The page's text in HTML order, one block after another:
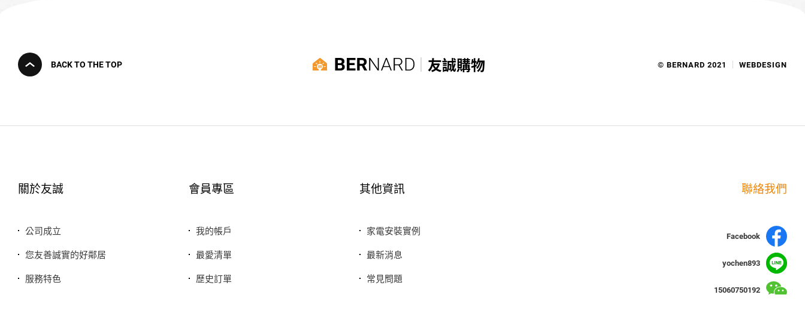
BACK TO THE TOP 友誠購物 © BERNARD 2021 WEBDESIGN
關於友誠
公司成立
您友善誠實的好鄰居
服務特色
會員專區
我的帳戶
最愛清單
歷史訂單
其他資訊
家電安裝實例
最新消息
常見問題
聯絡我們
Facebook
yochen893
15060750192